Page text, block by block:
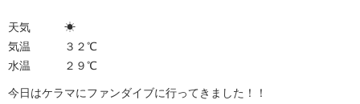
天気 ☀︎
気温 ３２℃
水温 ２９℃
今日はケラマにファンダイブに行ってきました！！